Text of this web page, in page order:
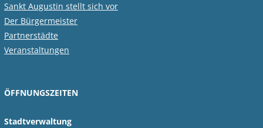
Sankt Augustin stellt sich vor
Der Bürgermeister
Partnerstädte
Veranstaltungen
ÖFFNUNGSZEITEN
Stadtverwaltung